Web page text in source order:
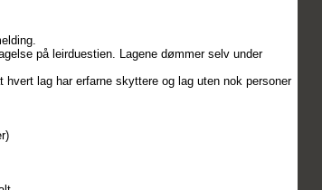
på leirduestien. Lagene dømmer selv under
lag har erfarne skyttere og lag uten nok personer